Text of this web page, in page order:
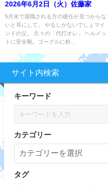
2026年6月2日（火）佐藤家
5月末で退職される方の後任が見つからな
いと耳にして。 やるしかないでしょマイ
ンドの父。 久々の「代打オレ」 ヘルメッ
トに安全靴。ゴーグルに粉...
サイト内検索
キーワード
カテゴリー
タグ